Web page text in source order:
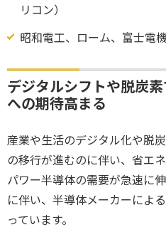
リコン）
昭和電工、ローム、富士電
デジタルシフトや脱炭
への期待高まる
産業や生活のデジタル化や脱
の移行が進むのに伴い、省エ
パワー半導体の需要が急速に
に伴い、半導体メーカーによ
っています。